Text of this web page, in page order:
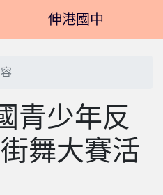
伸港國中
青少年反
舞大賽活